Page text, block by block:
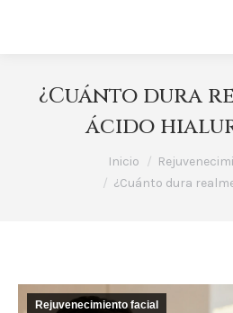
¿Cuánto dura
ácido
Inicio
¿Cuánto dura
Rejuvenecimiento facial